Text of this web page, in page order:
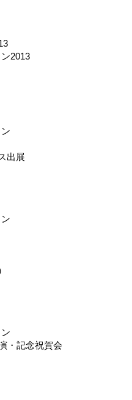
2013
出展
・記念祝賀会